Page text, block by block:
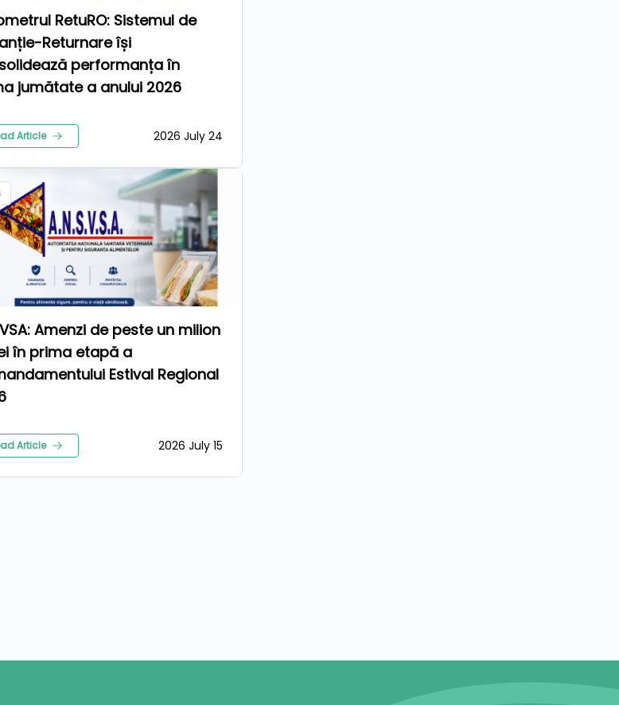
RetuRO: Sistemul de
Returnare își
performanța în
jumătate a anului 2026
Article 2026 July 24
Amenzi de peste un milion
în prima etapă a
Estival Regional
Article 2026 July 15